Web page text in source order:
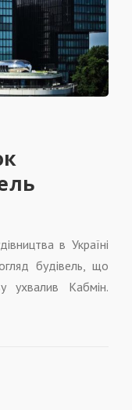
в Україні
будівель, що
ухвалив Кабмін.